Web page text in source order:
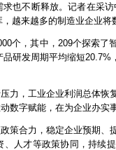
也不断释放。记者在采
，越来越多的制造业企业
个，其中，209个探索了
研发周期平均缩短
力，工业企业利润总体恢
数字赋能，在为企业办实
策合力，稳定企业预期、
人才等政策协同，持续